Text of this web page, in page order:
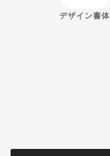
デザイン書体